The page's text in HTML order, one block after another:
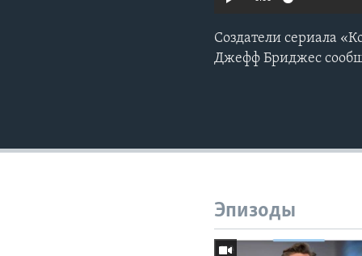
Создатели сериала
Джефф Бриджес
Эпизоды